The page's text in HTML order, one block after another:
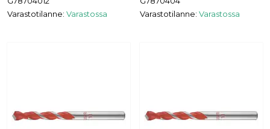
Varastotilanne: Varastossa
Varastotilanne: Varastossa